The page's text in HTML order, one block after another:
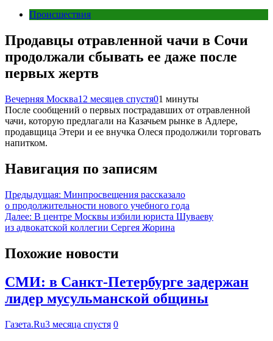
Происшествия
Продавцы отравленной чачи в Сочи
продолжали сбывать ее даже после
первых жертв
Вечерняя Москва12 месяцев спустя01 минуты
После сообщений о первых пострадавших от отравленной
чачи, которую предлагали на Казачьем рынке в Адлере,
продавщица Этери и ее внучка Олеся продолжили торговать
напитком.
Навигация по записям
Предыдущая: Минпросвещения рассказало
о продолжительности нового учебного года
Далее: В центре Москвы избили юриста Шуваеву
из адвокатской коллегии Сергея Жорина
Похожие новости
СМИ: в Санкт-Петербурге задержан
лидер мусульманской общины
Газета.Ru3 месяца спустя 0